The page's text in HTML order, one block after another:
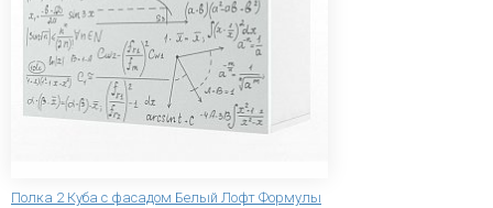
Полка 2 Куба с фасадом Белый Лофт Формулы